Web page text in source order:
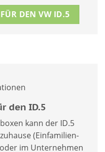
DEN VW ID.5
den ID.5
kann der ID.5
(Einfamilien-
im Unternehmen